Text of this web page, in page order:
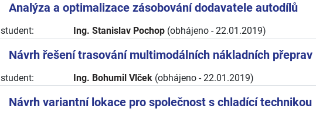
Analýza a optimalizace zásobování dodavatele autodílů
student: Ing. Stanislav Pochop(obhájeno - 22.01.2019)
Návrh řešení trasování multimodálních nákladních přeprav
student: Ing. Bohumil Vlček(obhájeno - 22.01.2019)
Návrh variantní lokace pro společnost s chladící technikou